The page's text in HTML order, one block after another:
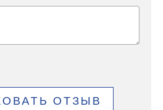
ОТЗЫВ